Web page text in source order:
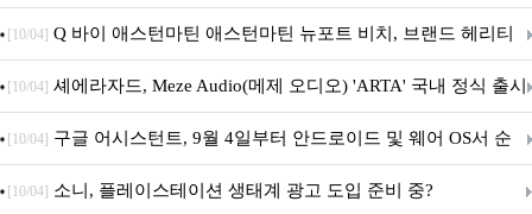
‘알파마요 2 슈퍼’ 상업적 이용 가능
[10/04] Q 바이 애스턴마틴 애스턴마틴 뉴포트 비치, 브랜드 헤리티
지 담은 ‘헤리티지 에디션 컬렉션’ 공개
[10/04] 셰에라자드, Meze Audio(메제 오디오) 'ARTA' 국내 정식 출시
[10/04] 구글 어시스턴트, 9월 4일부터 안드로이드 및 웨어 OS서 순
차 서비스 종료
[10/04] 소니, 플레이스테이션 생태계 광고 도입 준비 중?